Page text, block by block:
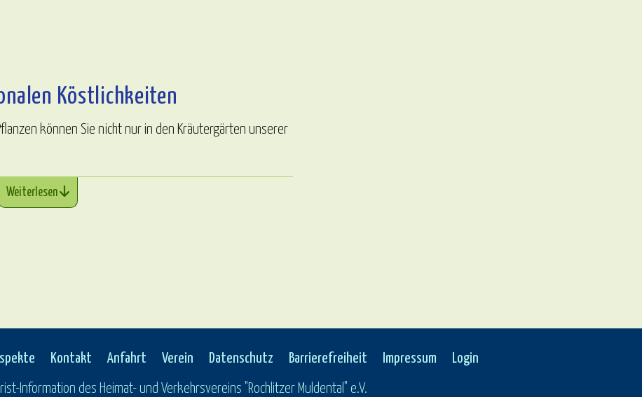
Köstlichkeiten
können Sie nicht nur in den Kräutergärten unserer
Weiterlesen
Kontakt Anfahrt Verein Datenschutz Barrierefreiheit Impressum Login
Information des Heimat- und Verkehrsvereins "Rochlitzer Muldental" e.V.